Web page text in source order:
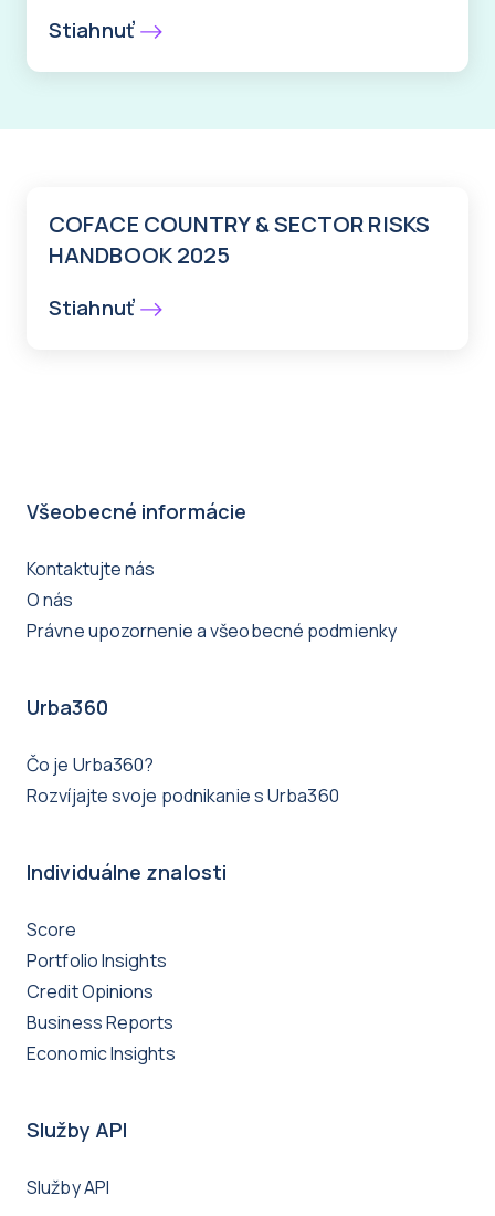
Stiahnuť
COFACE COUNTRY & SECTOR RISKS
HANDBOOK 2025
Stiahnuť
Všeobecné informácie
Kontaktujte nás
O nás
Právne upozornenie a všeobecné podmienky
Urba360
Čo je Urba360?
Rozvíjajte svoje podnikanie s Urba360
Individuálne znalosti
Score
Portfolio Insights
Credit Opinions
Business Reports
Economic Insights
Služby API
Služby API